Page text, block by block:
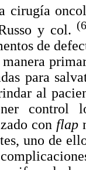
cirugía
y col.
de
manera
para
al
control
con flap
uno de